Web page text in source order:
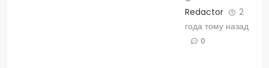
Redactor
2
года тому назад
0